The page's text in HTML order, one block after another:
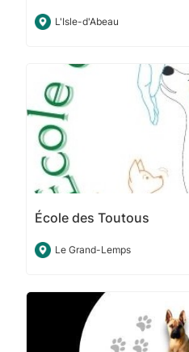
L'Isle-d'Abeau
École des Toutous
Le Grand-Lemps